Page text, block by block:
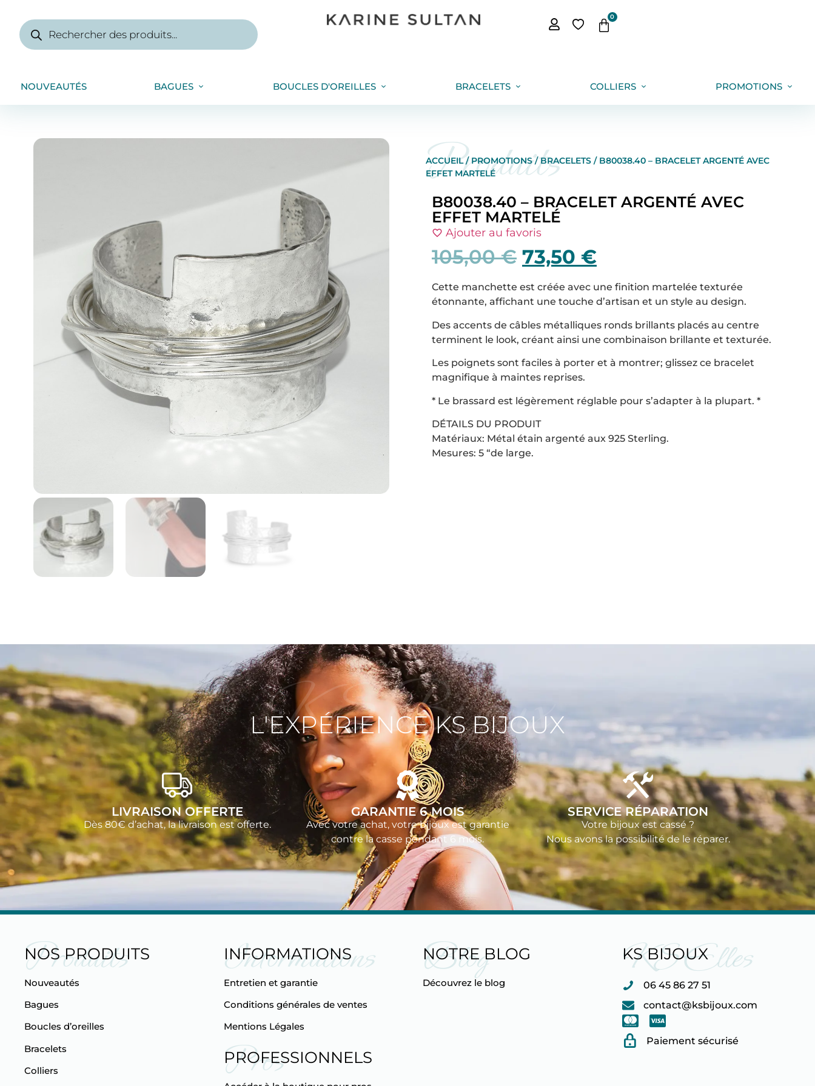
0
NOUVEAUTÉS BAGUES BOUCLES D'OREILLES BRACELETS COLLIERS PROMOTIONS
Produits
ACCUEIL/PROMOTIONS/BRACELETS / B80038.40 – BRACELET ARGENTÉ AVEC
EFFET MARTELÉ
B80038.40 – BRACELET ARGENTÉ AVEC
EFFET MARTELÉ
Ajouter au favoris
105,00€ 73,50 €
Cette manchette est créée avec une finition martelée texturée
étonnante, affichant une touche d’artisan et un style au design.
Des accents de câbles métalliques ronds brillants placés au centre
terminent le look, créant ainsi une combinaison brillante et texturée.
Les poignets sont faciles à porter et à montrer; glissez ce bracelet
magnifique à maintes reprises.
* Le brassard est légèrement réglable pour s’adapter à la plupart. *
DÉTAILS DU PRODUIT
Matériaux: Métal étain argenté aux 925 Sterling.
Mesures: 5 “de large.
KS Bijoux
L'EXPÉRIENCE KS BIJOUX
LIVRAISON OFFERTE
Dès 80€ d’achat, la livraison est offerte.
GARANTIE 6 MOIS
Avec votre achat, votre bijoux est garantie
contre la casse pendant 6 mois.
SERVICE RÉPARATION
Votre bijoux est cassé ?
Nous avons la possibilité de le réparer.
Produits
NOS PRODUITS
Nouveautés
Bagues
Boucles d’oreilles
Bracelets
Colliers
Informations
INFORMATIONS
Entretien et garantie
Conditions générales de ventes
Mentions Légales
Pros
PROFESSIONNELS
Blog
NOTRE BLOG
Découvrez le blog
KS Elles
KS BIJOUX
06 45 86 27 51
contact@ksbijoux.com
Paiement sécurisé